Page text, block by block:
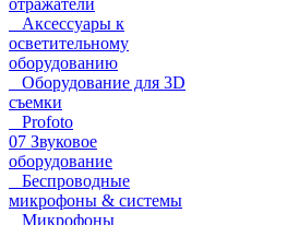
отражатели
Аксессуары к
осветительному
оборудованию
Оборудование для 3D
съемки
Profoto
07 Звуковое
оборудование
Беспроводные
микрофоны & системы
Микрофоны